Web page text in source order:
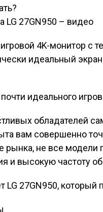
LG 27GN950 – видео
4K-монитор с
идеальный
обладателей
вам совершенно
рынка, не все модели
и высокую частоту
27GN950, который